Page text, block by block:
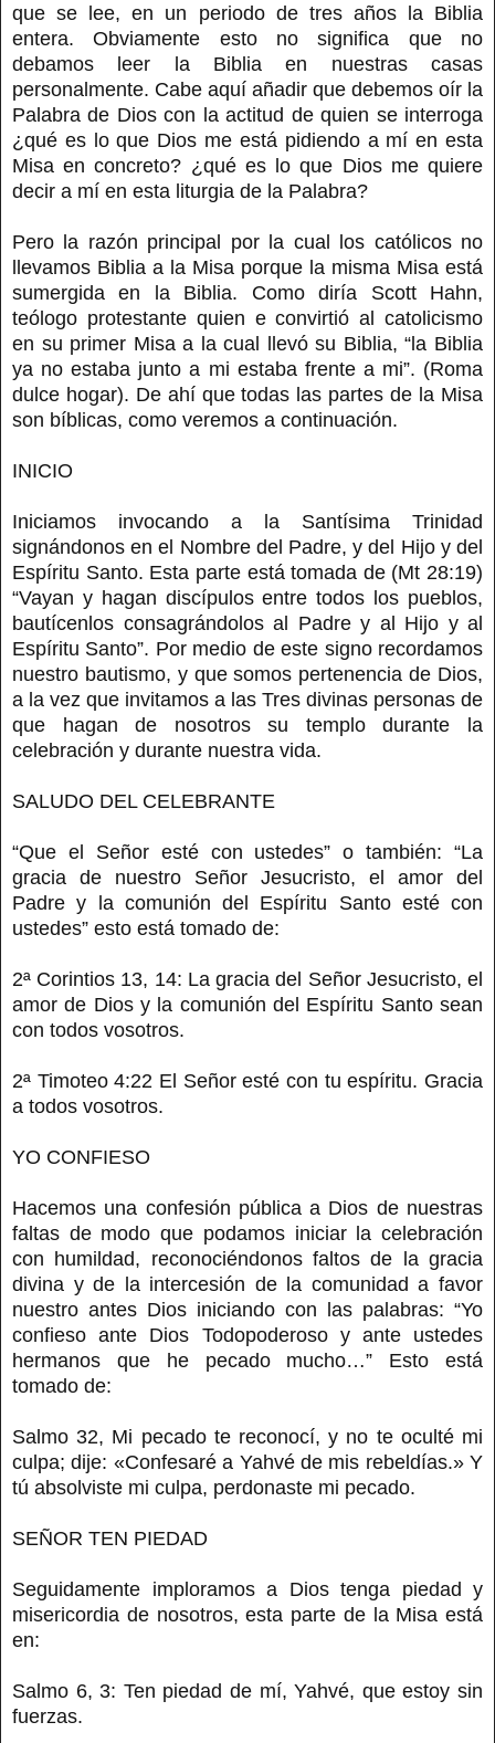
que se lee, en un periodo de tres años la Biblia
entera. Obviamente esto no significa que no
debamos leer la Biblia en nuestras casas
personalmente. Cabe aquí añadir que debemos oír la
Palabra de Dios con la actitud de quien se interroga
¿qué es lo que Dios me está pidiendo a mí en esta
Misa en concreto? ¿qué es lo que Dios me quiere
decir a mí en esta liturgia de la Palabra?
Pero la razón principal por la cual los católicos no
llevamos Biblia a la Misa porque la misma Misa está
sumergida en la Biblia. Como diría Scott Hahn,
teólogo protestante quien e convirtió al catolicismo
en su primer Misa a la cual llevó su Biblia, “la Biblia
ya no estaba junto a mi estaba frente a mi”. (Roma
dulce hogar). De ahí que todas las partes de la Misa
son bíblicas, como veremos a continuación.
INICIO
Iniciamos invocando a la Santísima Trinidad
signándonos en el Nombre del Padre, y del Hijo y del
Espíritu Santo. Esta parte está tomada de (Mt 28:19)
“Vayan y hagan discípulos entre todos los pueblos,
bautícenlos consagrándolos al Padre y al Hijo y al
Espíritu Santo”. Por medio de este signo recordamos
nuestro bautismo, y que somos pertenencia de Dios,
a la vez que invitamos a las Tres divinas personas de
que hagan de nosotros su templo durante la
celebración y durante nuestra vida.
SALUDO DEL CELEBRANTE
“Que el Señor esté con ustedes” o también: “La
gracia de nuestro Señor Jesucristo, el amor del
Padre y la comunión del Espíritu Santo esté con
ustedes” esto está tomado de:
2ª Corintios 13, 14: La gracia del Señor Jesucristo, el
amor de Dios y la comunión del Espíritu Santo sean
con todos vosotros.
2ª Timoteo 4:22 El Señor esté con tu espíritu. Gracia
a todos vosotros.
YO CONFIESO
Hacemos una confesión pública a Dios de nuestras
faltas de modo que podamos iniciar la celebración
con humildad, reconociéndonos faltos de la gracia
divina y de la intercesión de la comunidad a favor
nuestro antes Dios iniciando con las palabras: “Yo
confieso ante Dios Todopoderoso y ante ustedes
hermanos que he pecado mucho…” Esto está
tomado de:
Salmo 32, Mi pecado te reconocí, y no te oculté mi
culpa; dije: «Confesaré a Yahvé de mis rebeldías.» Y
tú absolviste mi culpa, perdonaste mi pecado.
SEÑOR TEN PIEDAD
Seguidamente imploramos a Dios tenga piedad y
misericordia de nosotros, esta parte de la Misa está
en:
Salmo 6, 3: Ten piedad de mí, Yahvé, que estoy sin
fuerzas.